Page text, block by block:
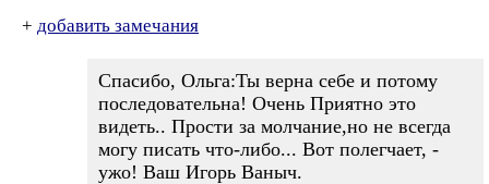
+ добавить замечания
Спасибо, Ольга:Ты верна себе и потому
последовательна! Очень Приятно это
видеть.. Прости за молчание,но не всегда
могу писать что-либо... Вот полегчает, -
ужо! Ваш Игорь Ваныч.